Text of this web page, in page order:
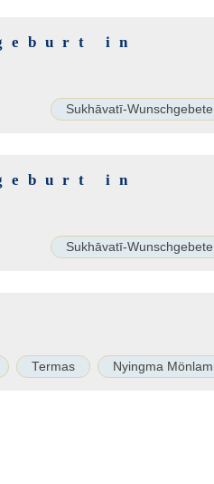
in
Sukhāvatī-Wunschgebete
in
Sukhāvatī-Wunschgebete
Termas Nyingma Mönlam